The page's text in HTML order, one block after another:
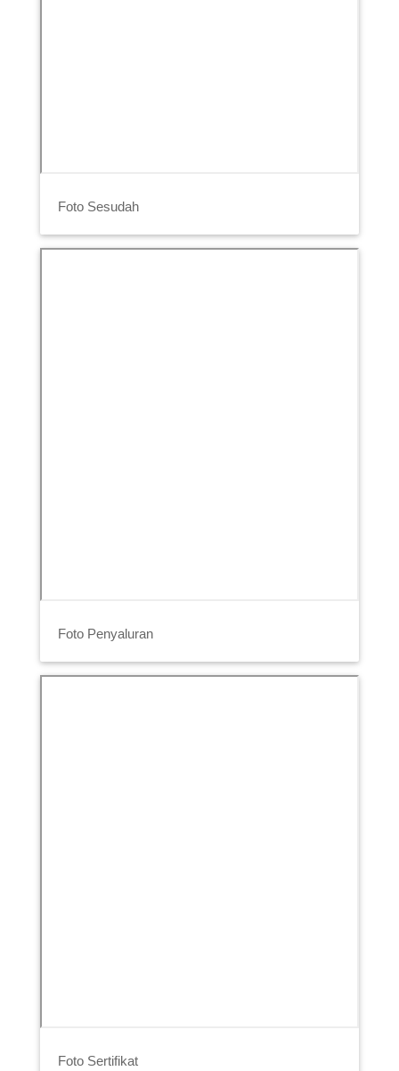
Foto Sesudah
Foto Penyaluran
Foto Sertifikat